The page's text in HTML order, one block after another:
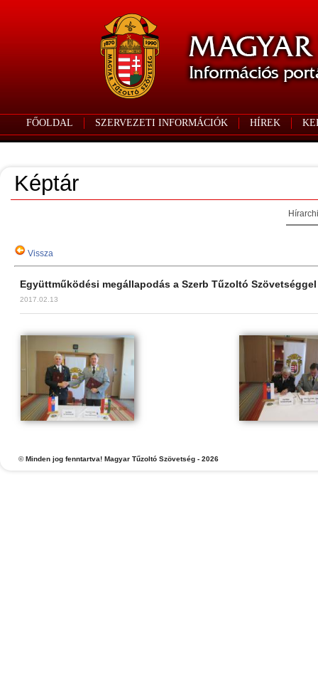
FŐOLDAL SZERVEZETI INFORMÁCIÓK HÍREK
Képtár
Vissza
Együttműködési megállapodás a Szerb Tűzoltó Szövetséggel
2017.02.13
©Minden jog fenntartva! Magyar Tűzoltó Szövetség - 2026